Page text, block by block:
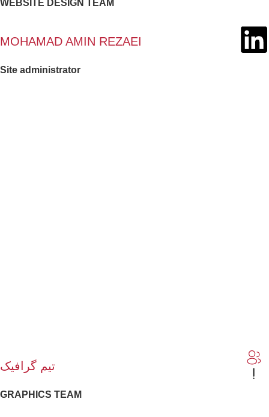
WEBSITE DESIGN TEAM
MOHAMAD AMIN REZAEI
Site administrator
تیم گرافیک
GRAPHICS TEAM